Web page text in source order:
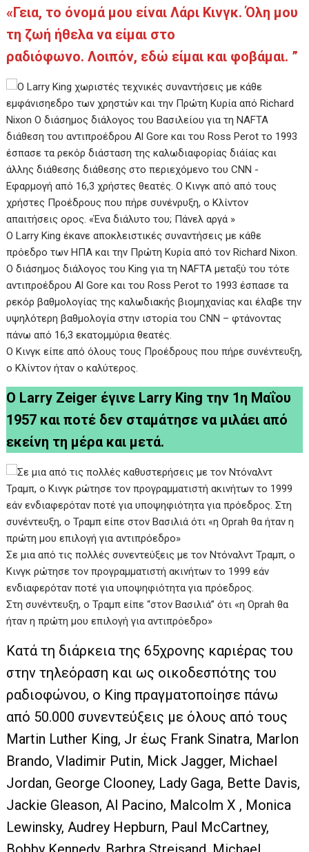
«Γεια, το όνομά μου είναι Λάρι Κινγκ. Όλη μου
τη ζωή ήθελα να είμαι στο
ραδιόφωνο. Λοιπόν, εδώ είμαι και φοβάμαι. ”
Ο Larry King έκανε αποκλειστικές συναντήσεις με κάθε
πρόεδρο των ΗΠΑ και την Πρώτη Κυρία από τον Richard Nixon.
Ο διάσημος διάλογος του King για τη NAFTA μεταξύ του τότε
αντιπροέδρου Al Gore και του Ross Perot το 1993 έσπασε τα
ρεκόρ βαθμολογίας της καλωδιακής βιομηχανίας και έλαβε την
υψηλότερη βαθμολογία στην ιστορία του CNN – φτάνοντας
πάνω από 16,3 εκατομμύρια θεατές.
Ο Κινγκ είπε από όλους τους Προέδρους που πήρε συνέντευξη,
ο Κλίντον ήταν ο καλύτερος.
Ο Larry Zeiger έγινε Larry King την 1η Μαΐου
1957 και ποτέ δεν σταμάτησε να μιλάει από
εκείνη τη μέρα και μετά.
Σε μια από τις πολλές συνεντεύξεις με τον Ντόναλντ Τραμπ, ο
Κινγκ ρώτησε τον προγραμματιστή ακινήτων το 1999 εάν
ενδιαφερόταν ποτέ για υποψηφιότητα για πρόεδρος.
Στη συνέντευξη, ο Τραμπ είπε “στον Βασιλιά” ότι «η Oprah θα
ήταν η πρώτη μου επιλογή για αντιπρόεδρο»
Κατά τη διάρκεια της 65χρονης καριέρας του
στην τηλεόραση και ως οικοδεσπότης του
ραδιοφώνου, ο King πραγματοποίησε πάνω
από 50.000 συνεντεύξεις με όλους από τους
Martin Luther King, Jr έως Frank Sinatra, Marlon
Brando, Vladimir Putin, Mick Jagger, Michael
Jordan, George Clooney, Lady Gaga, Bette Davis,
Jackie Gleason, Al Pacino, Malcolm X , Monica
Lewinsky, Audrey Hepburn, Paul McCartney,